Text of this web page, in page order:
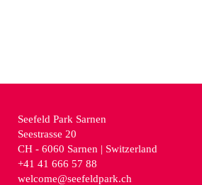
Seefeld Park Sarnen
Seestrasse 20
CH - 6060 Sarnen | Switzerland
+41 41 666 57 88
welcome@seefeldpark.ch